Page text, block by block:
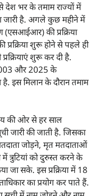
देश भर के तमाम राज्यों में
जारी है. अगले कुछ महीने में
(एसआईआर) की प्रक्रिया
शुरू होने से पहले ही
शुरू कर दी है.
और 2025 के
इस मिलान के दौरान तमाम
की ओर से हर साल
जारी की जाती है. जिसका
जोड़ने, मृत मतदाताओं
त्रुटियां को दुरुस्त करने के
जा सके. इस प्रक्रिया में 18
का प्रयोग कर पाते हैं.